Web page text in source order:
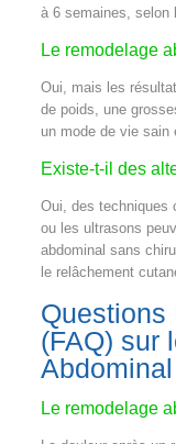
à 6 semaines, selon
Le remodelage
Oui, mais les
de poids, une
un mode de vie sain
Existe-t-il des
Oui, des techniques
ou les ultrasons
abdominal sans
le relâchement
Questions
(FAQ) sur
Abdominal
Le remodelage